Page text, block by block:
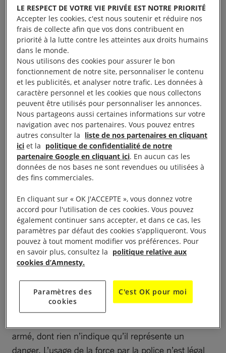
ventral. Après avoir été maintenu au sol pendant
plusieurs minutes, il fait un malaise cardiaque et
succombe deux jours plus tard. Une autopsie du
Parquet de Paris indique que son décès serait lié à
une asphyxie avec une fracture du larynx.
Un usage de la force
disproportionné
Depuis des années, nous alertons pourtant sur
l’utilisation du plaquage ventral. Cette technique est
dangereuse car elle présente un risque d’asphyxie
et peut être, dans certains cas, mortelle.
À lire aussi : Quels sont les risques d’un plaquage ventral ?
Une pratique pouvant gravement blesser voire tuer
quelqu’un ne peut être utilisée que pour protéger la
vie d’autres personnes. Il est donc tout à fait
disproportionné de recourir au plaquage ventral
armé, dont rien n’indique qu’il représente un
danger. L’usage de la force par la police n’est légal
LE RESPECT DE VOTRE VIE PRIVÉE EST NOTRE PRIORITÉ
Accepter les cookies, c'est nous soutenir et réduire nos
frais de collecte afin que vos dons contribuent en
priorité à la lutte contre les atteintes aux droits humains
dans le monde.
Nous utilisons des cookies pour assurer le bon
fonctionnement de notre site, personnaliser le contenu
et les publicités, et analyser notre trafic. Les données à
caractère personnel et les cookies que nous collectons
peuvent être utilisés pour personnaliser les annonces.
Nous partageons aussi certaines informations sur votre
navigation avec nos partenaires. Vous pouvez entres
autres consulter la liste de nos partenaires en cliquant
ici et la politique de confidentialité de notre
partenaire Google en cliquant ici. En aucun cas les
données de nos bases ne sont revendues ou utilisées à
des fins commerciales.
En cliquant sur « OK J'ACCEPTE », vous donnez votre
accord pour l'utilisation de ces cookies. Vous pouvez
également continuer sans accepter, et dans ce cas, les
paramètres par défaut des cookies s'appliqueront. Vous
pouvez à tout moment modifier vos préférences. Pour
en savoir plus, consultez la politique relative aux
cookies d’Amnesty.
Paramètres des
cookies
C'est OK pour moi